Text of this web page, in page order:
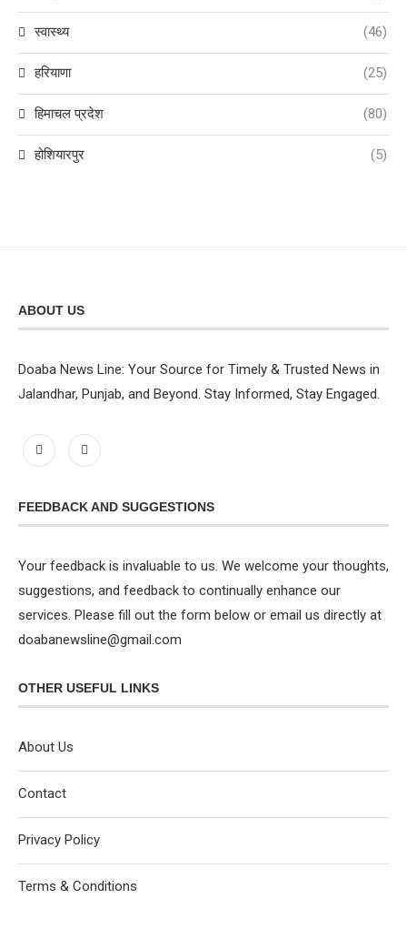
स्वास्थ्य (46)
हरियाणा (25)
हिमाचल प्रदेश (80)
होशियारपुर (5)
ABOUT US
Doaba News Line: Your Source for Timely & Trusted News in
Jalandhar, Punjab, and Beyond. Stay Informed, Stay Engaged.
FEEDBACK AND SUGGESTIONS
Your feedback is invaluable to us. We welcome your thoughts,
suggestions, and feedback to continually enhance our
services. Please fill out the form below or email us directly at
doabanewsline@gmail.com
OTHER USEFUL LINKS
About Us
Contact
Privacy Policy
Terms & Conditions